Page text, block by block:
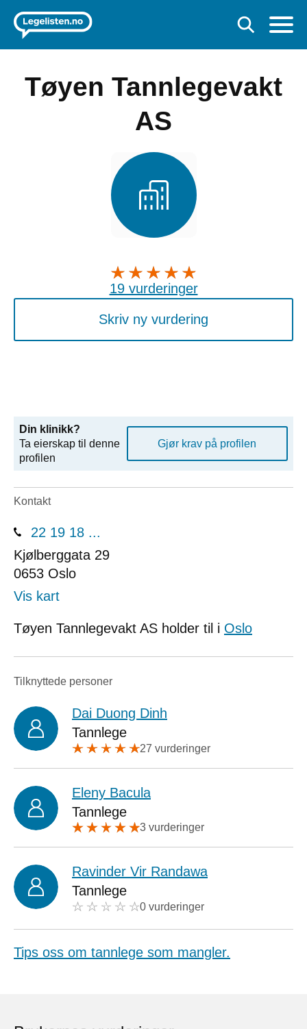
Tøyen Tannlegevakt
AS
19 vurderinger
Skriv ny vurdering
Din klinikk?
Ta eierskap til denne
profilen
Gjør krav på profilen
Kontakt
22 19 18 ...
Kjølberggata 29
0653 Oslo
Vis kart
Tøyen Tannlegevakt AS holder til i Oslo
Tilknyttede personer
Dai Duong Dinh
Tannlege
27 vurderinger
Eleny Bacula
Tannlege
3 vurderinger
Ravinder Vir Randawa
Tannlege
0 vurderinger
Tips oss om tannlege som mangler.